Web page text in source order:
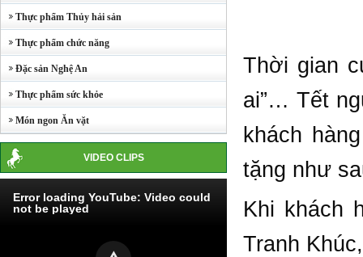
Thực phẩm Thủy hải sản
Thực phẩm chức năng
Đặc sản Nghệ An
Thực phẩm sức khỏe
Món ngon Ăn vặt
VIDEO CLIPS
Error loading YouTube: Video could
not be played
Thời gian
ai”… Tết
khách
tặng như
Khi khách
Tranh